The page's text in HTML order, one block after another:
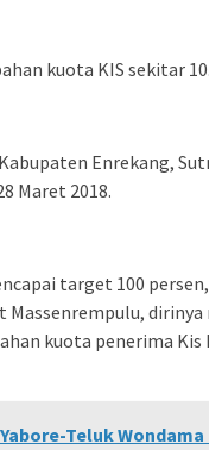
kuota KIS sekitar
Enrekang,
Maret 2018.
target 100
kuota penerima Kis
Teluk